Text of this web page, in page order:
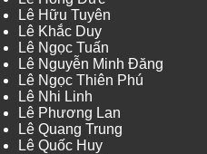
Lê Hữu Tuyên
Lê Khắc Duy
Lê Ngọc Tuấn
Lê Nguyễn Minh Đăng
Lê Ngọc Thiên Phú
Lê Nhi Linh
Lê Phương Lan
Lê Quang Trung
Lê Quốc Huy